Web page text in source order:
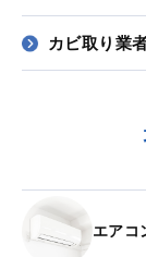
カビ取り業
エアコ